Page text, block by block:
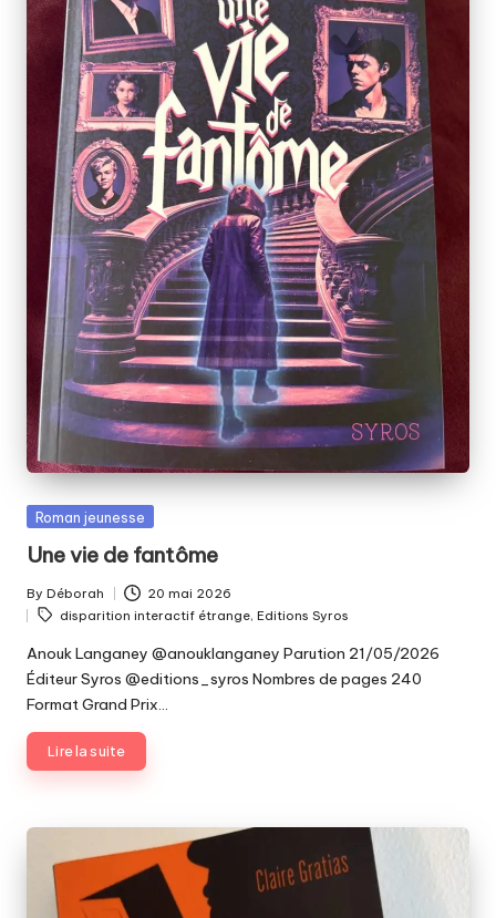
Posted
Roman jeunesse
Une vie de fantôme
Posted
by
By Déborah 20 mai 2026
Tags:
disparition interactif étrange, Editions Syros
Anouk Langaney @anouklanganey Parution 21/05/2026
Éditeur Syros @editions_syros Nombres de pages 240
Format Grand Prix…
Lire la suite